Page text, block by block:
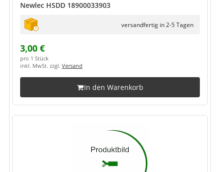
Newlec HSDD 18900033903
versandfertig in 2-5 Tagen
3,00 €
pro 1 Stück
inkl. MwSt. zzgl. Versand
In den Warenkorb